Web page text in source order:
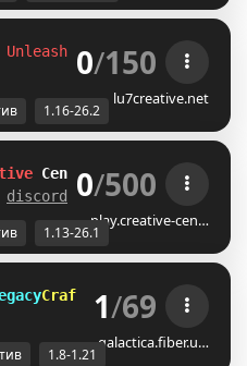
Unleash Your Imagination!
0/150
lu7creative.net
1.16-26.2
Central | [1.13-26.1]
discord.gg/eu2yRxu8Ps
0/500
play.creative-cen…
1.13-26.1
Craft
1/69
galactica.fiber.u…
1.8-1.21